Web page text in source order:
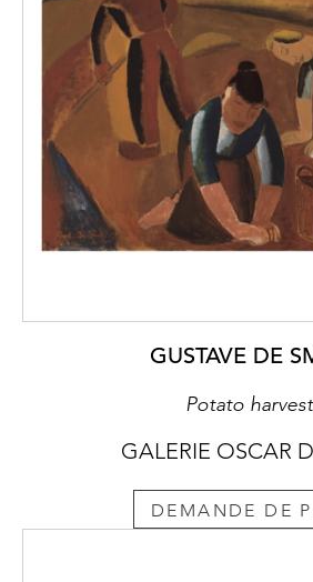
GUSTAVE DE
Potato harvest
GALERIE OSCAR
DEMANDE DE